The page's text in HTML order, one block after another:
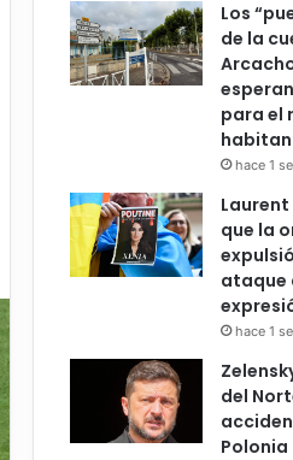
Los
de la
para el
hace 1
que la
ataque
hace 1
del
Polonia